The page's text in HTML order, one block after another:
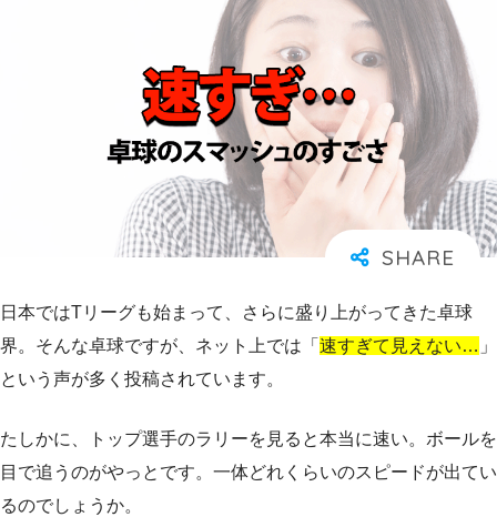
日本ではTリーグも始まって、さらに盛り上がってきた卓球
界。そんな卓球ですが、ネット上では「 速すぎて見えない… 」
という声が多く投稿されています。
たしかに、トップ選手のラリーを見ると本当に速い。ボールを
目で追うのがやっとです。一体どれくらいのスピードが出てい
るのでしょうか。